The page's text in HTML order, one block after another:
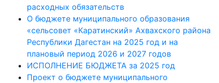
расходных обязательств
О бюджете муниципального образования
«сельсовет «Каратинский» Ахвахского района
Республики Дагестан на 2025 год и на
плановый период 2026 и 2027 годов
ИСПОЛНЕНИЕ БЮДЖЕТА за 2025 год
Проект о бюджете муниципального